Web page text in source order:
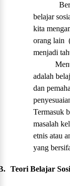
belajar
kita
orang lain
menjadi
Menurut
adalah
dan
Termasuk
masalah
etnis atau
yang
Teori Belajar
Albert